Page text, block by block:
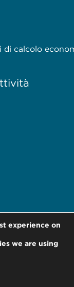
calcolo
–Italia
experience on
we are using